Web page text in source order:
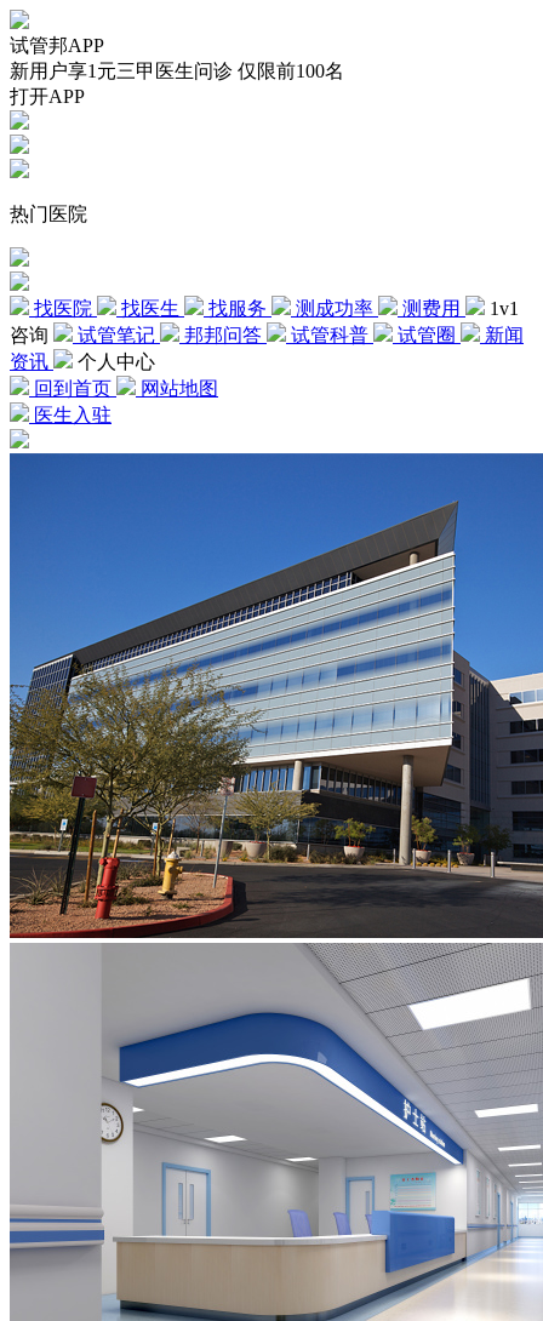
试管邦APP
新用户享1元三甲医生问诊 仅限前100名
打开APP
热门医院
找医院 找医生 找服务 测成功率 测费用
1v1
咨询
试管笔记 邦邦问答 试管科普 试管圈
新闻
资讯
个人中心
回到首页
网站地图
医生入驻